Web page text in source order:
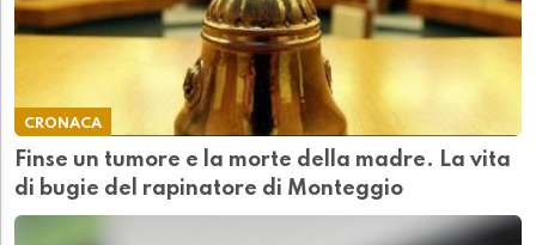
CRONACA
Finse un tumore e la morte della madre. La vita
di bugie del rapinatore di Monteggio